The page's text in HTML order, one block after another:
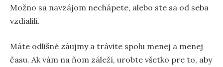
Možno sa navzájom nechápete, alebo ste sa od seba
vzdialili.
Máte odlišné záujmy a trávite spolu menej a menej
času. Ak vám na ňom záleží, urobte všetko pre to, aby